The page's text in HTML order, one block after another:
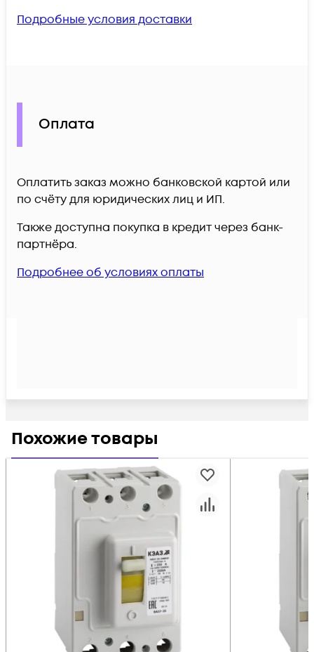
Подробные условия доставки
Оплата
Оплатить заказ можно банковской картой или
по счёту для юридических лиц и ИП.
Также доступна покупка в кредит через банк-
партнёра.
Подробнее об условиях оплаты
Похожие товары